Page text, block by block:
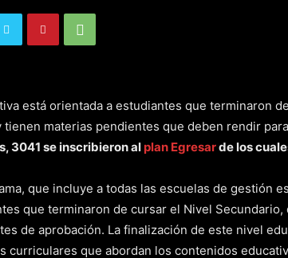
está orientada a estudiantes que terminaron
tienen materias pendientes que deben rendir
3041 se inscribieron alplan Egresarde los
que incluye a todas las escuelas de gestión
que terminaron de cursar el Nivel
de aprobación. La finalización de este nivel
curriculares que abordan los contenidos